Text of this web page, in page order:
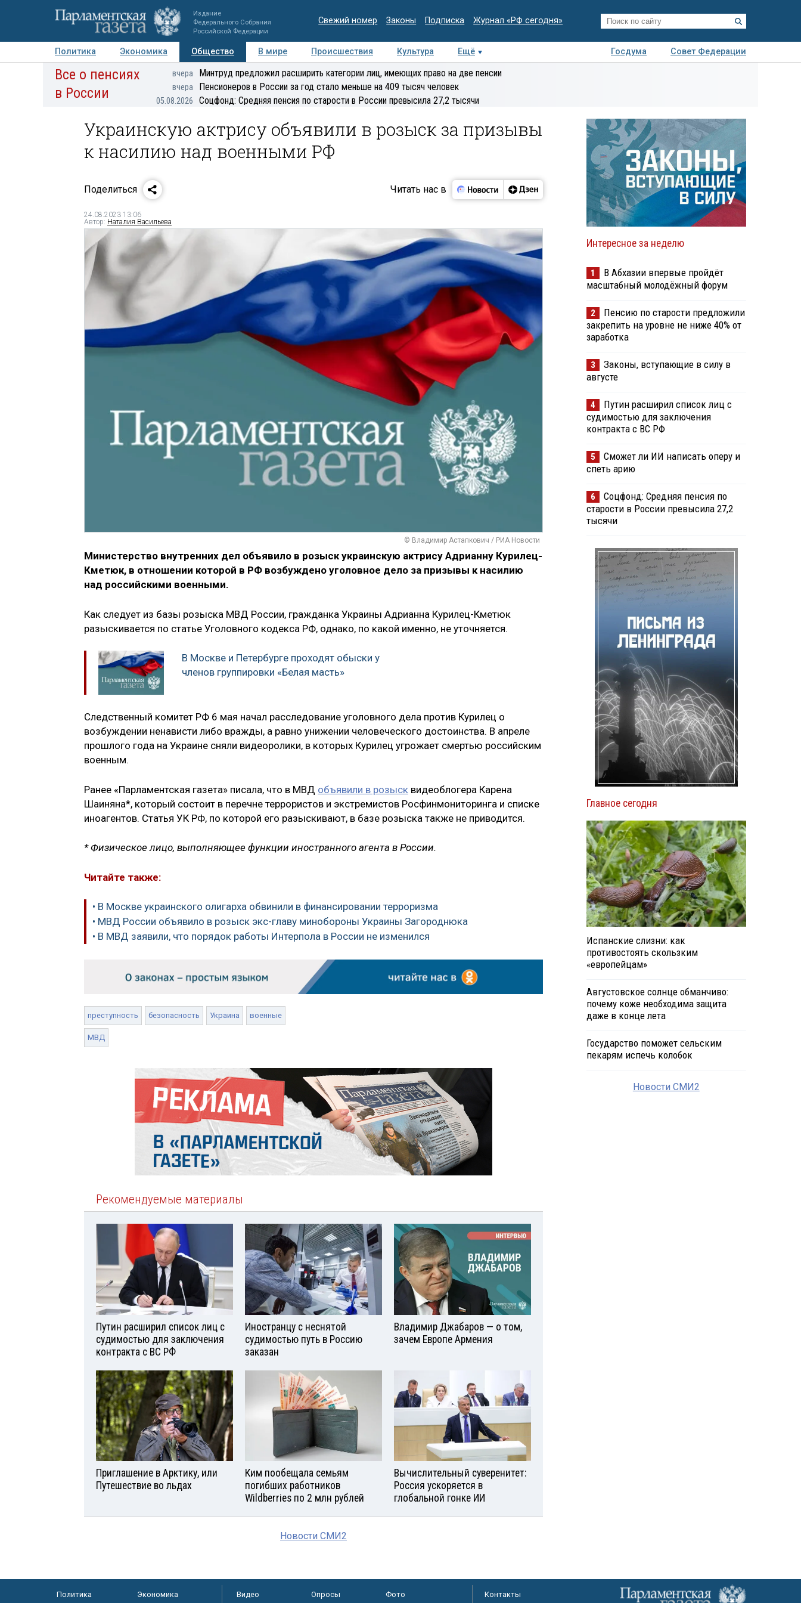
Издание
Федерального Собрания
Российской Федерации
Свежий номер Законы Подписка Журнал «РФ сегодня»
Политика Экономика Общество В мире Происшествия Культура Ещё Госдума
Совет Федерации
Авторы Персоны Мнения Регионы Медиацентр Интервью Колумнисты
Деловая
Все о пенсиях
в России
вчера Минтруд предложил расширить категории лиц, имеющих право на две пенсии
вчера Пенсионеров в России за год стало меньше на 409 тысяч человек
05.08.2026 Соцфонд: Средняя пенсия по старости в России превысила 27,2 тысячи
Украинскую актрису объявили в розыск за призывы
к насилию над военными РФ
Поделиться Читать нас в
24.08.2023 13:06
Автор: Наталия Васильева
© Владимир Астапкович / РИА Новости
Министерство внутренних дел объявило в розыск украинскую актрису Адрианну Курилец-
Кметюк, в отношении которой в РФ возбуждено уголовное дело за призывы к насилию
над российскими военными.
Как следует из базы розыска МВД России, гражданка Украины Адрианна Курилец-Кметюк
разыскивается по статье Уголовного кодекса РФ, однако, по какой именно, не уточняется.
В Москве и Петербурге проходят обыски у
членов группировки «Белая масть»
Следственный комитет РФ 6 мая начал расследование уголовного дела против Курилец о
возбуждении ненависти либо вражды, а равно унижении человеческого достоинства. В апреле
прошлого года на Украине сняли видеоролики, в которых Курилец угрожает смертью российским
военным.
Ранее «Парламентская газета» писала, что в МВД объявили в розыск видеоблогера Карена
Шаиняна*, который состоит в перечне террористов и экстремистов Росфинмониторинга и списке
иноагентов. Статья УК РФ, по которой его разыскивают, в базе розыска также не приводится.
* Физическое лицо, выполняющее функции иностранного агента в России.
Читайте также:
• В Москве украинского олигарха обвинили в финансировании терроризма
• МВД России объявило в розыск экс-главу минобороны Украины Загороднюка
• В МВД заявили, что порядок работы Интерпола в России не изменился
преступность безопасность Украина военные
МВД
Рекомендуемые материалы
Путин расширил список лиц с
судимостью для заключения
контракта с ВС РФ
Иностранцу с неснятой
судимостью путь в Россию
заказан
Владимир Джабаров — о том,
зачем Европе Армения
Приглашение в Арктику, или
Путешествие во льдах
Ким пообещала семьям
погибших работников
Wildberries по 2 млн рублей
Вычислительный суверенитет:
Россия ускоряется в
глобальной гонке ИИ
Новости СМИ2
Интересное за неделю
1
В Абхазии впервые пройдёт
масштабный молодёжный форум
2
Пенсию по старости предложили
закрепить на уровне не ниже 40% от
заработка
3
Законы, вступающие в силу в
августе
4
Путин расширил список лиц с
судимостью для заключения
контракта с ВС РФ
5
Сможет ли ИИ написать оперу и
спеть арию
6
Соцфонд: Средняя пенсия по
старости в России превысила 27,2
тысячи
Главное сегодня
Испанские слизни: как
противостоять скользким
«европейцам»
Августовское солнце обманчиво:
почему коже необходима защита
даже в конце лета
Государство поможет сельским
пекарям испечь колобок
Новости СМИ2
Политика Экономика Видео Опросы Фото Контакты